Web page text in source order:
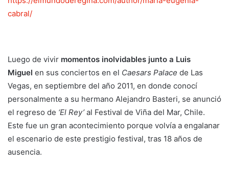
cabral/
Luego de vivir momentos inolvidables junto a Luis
Miguel en sus conciertos en el Caesars Palace de Las
Vegas, en septiembre del año 2011, en donde conocí
personalmente a su hermano Alejandro Basteri, se anunció
el regreso de ‘El Rey’al Festival de Viña del Mar, Chile.
Este fue un gran acontecimiento porque volvía a engalanar
el escenario de este prestigio festival, tras 18 años de
ausencia.